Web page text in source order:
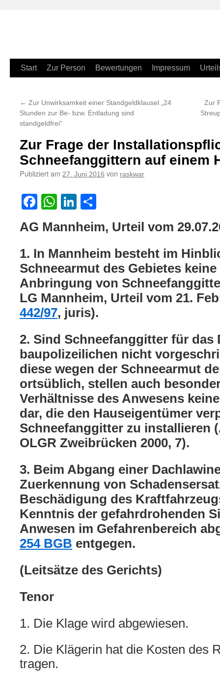
Zum
springen
Start Zur Person Bewertungen Impressum
← Zur Unwirksamkeit einer Standgeldklausel „24
Stunden zur Be- bzw. Entladung sind
standgeldfrei“
Zur
Zur Frage der
Schneefanggittern auf einem
Publiziert am 27. Juni 2016 von raskwar
Facebook
WhatsApp
LinkedIn
AG Mannheim, Urteil vom
1. In Mannheim besteht im
Schneearmut des Gebietes
Anbringung von
LG Mannheim, Urteil vom 21.
442/97, juris).
2. Sind Schneefanggitter für das
baupolizeilichen nicht
diese wegen der Schneearmut
ortsüblich, stellen auch
Verhältnisse des Anwesens
dar, die den Hauseigentümer
Schneefanggitter zu installieren
OLGR Zweibrücken 2000, 7).
3. Beim Abgang einer
Zuerkennung von
Beschädigung des
Kenntnis der gefahrdrohenden
Anwesen im Gefahrenbereich
254 BGB entgegen.
(Leitsätze des Gerichts)
Tenor
1. Die Klage wird abgewiesen.
2. Die Klägerin hat die Kosten des
tragen.